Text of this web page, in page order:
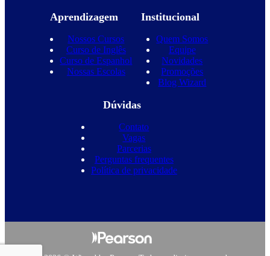
Aprendizagem
Nossos Cursos
Curso de Inglês
Curso de Espanhol
Nossas Escolas
Institucional
Quem Somos
Equipe
Novidades
Promoções
Blog Wizard
Dúvidas
Contato
Vagas
Parcerias
Perguntas frequentes
Política de privacidade